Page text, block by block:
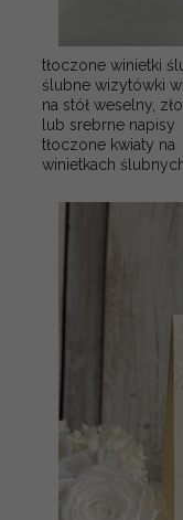
tłoczone winietki
ślubne wizytówki
na stół weselny,
lub srebrne napisy
tłoczone kwiaty na
winietkach